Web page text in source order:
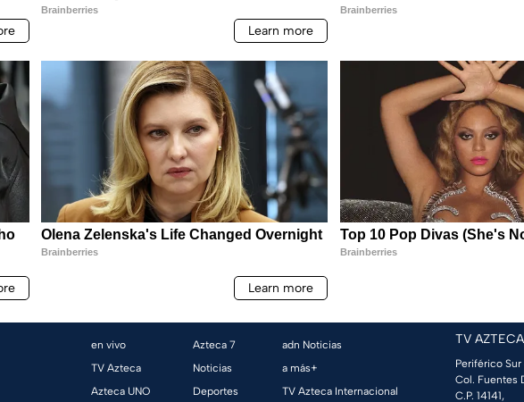
en vivo
TV Azteca
Azteca UNO
Azteca 7
Noticias
Deportes
adn Noticias
a más+
TV Azteca Internacional
TV AZTECA
Periférico Sur
Col. Fuentes
C.P. 14141,